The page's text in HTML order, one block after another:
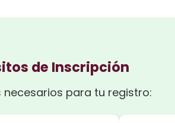
de Inscripción
necesarios para tu registro: